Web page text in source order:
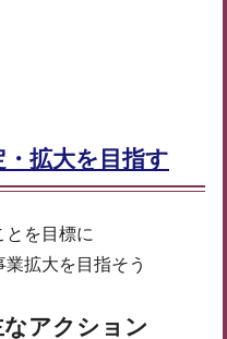
拡大を目指す
とを目標に
拡大を目指そう
アクション